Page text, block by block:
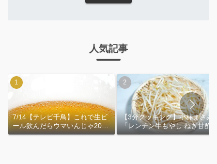
人気記事
7/14【テレビ千鳥】これで生ビ
ール飲んだらウマいんじゃ2026
｜おおよその作り方
【3分クッキング】小林まさみ
「レンチン牛もやし ねぎ甘酢
れ」作り方